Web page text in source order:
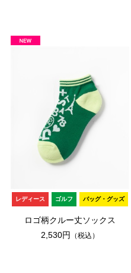
レディース ゴルフ バッグ・グッズ
ロゴ柄クルー丈ソックス
2,530円
（税込）